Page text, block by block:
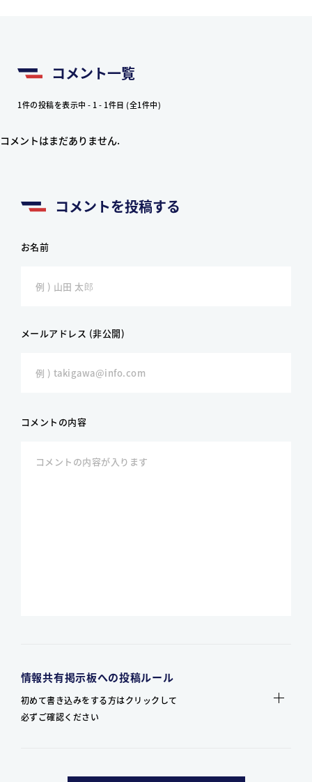
コメント一覧
1件の投稿を表示中 - 1 - 1件目 (全1件中)
コメントはまだありません.
コメントを投稿する
お名前
メールアドレス (非公開)
コメントの内容
情報共有掲示板への投稿ルール
初めて書き込みをする方はクリックして
必ずご確認ください